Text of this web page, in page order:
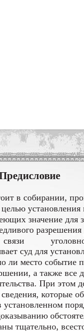
в собирании,
целью
значение для
разрешения
связи
суд для
ли место событие
а также все
При этом
сведения, которые
тщательно,